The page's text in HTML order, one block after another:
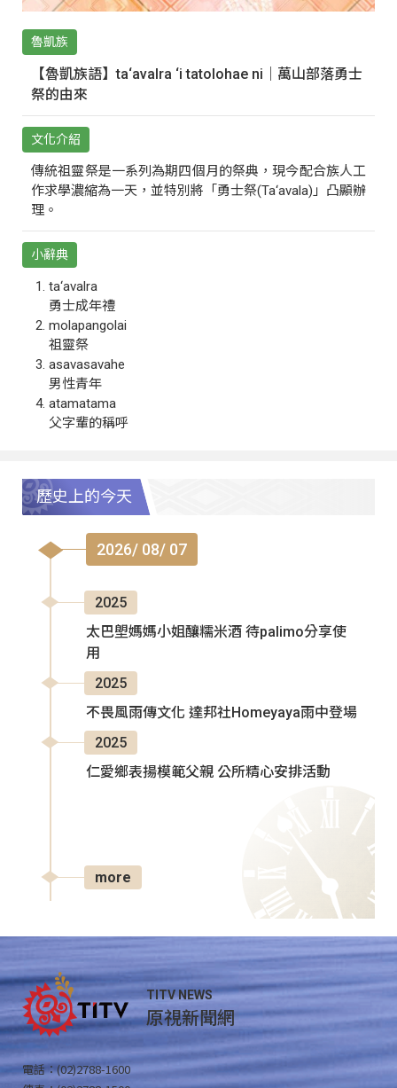
魯凱族
【魯凱族語】ta‘avalra ‘i tatolohae ni｜萬山部落勇士
祭的由來
文化介紹
傳統祖靈祭是一系列為期四個月的祭典，現今配合族人工
作求學濃縮為一天，並特別將「勇士祭(Ta‘avala)」凸顯辦
理。
小辭典
ta‘avalra
勇士成年禮
molapangolai
祖靈祭
asavasavahe
男性青年
atamatama
父字輩的稱呼
歷史上的今天
2026/ 08/ 07
2025
太巴塱媽媽小姐釀糯米酒 待palimo分享使
用
2025
不畏風雨傳文化 達邦社Homeyaya雨中登場
2025
仁愛鄉表揚模範父親 公所精心安排活動
more
TITV NEWS
原視新聞網
電話：(02)2788-1600